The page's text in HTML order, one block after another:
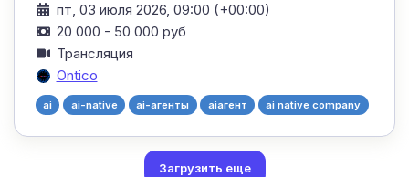
пт, 03 июля 2026, 09:00 (+00:00)
20 000 - 50 000 руб
Трансляция
Ontico
ai ai-native ai-агенты aiагент ai native company
Загрузить еще